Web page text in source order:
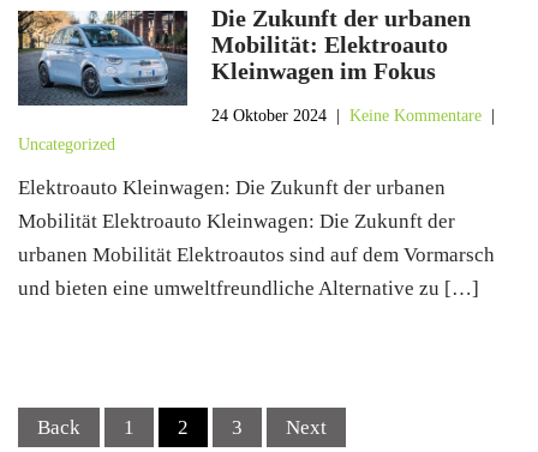
Die Zukunft der urbanen
Mobilität: Elektroauto
Kleinwagen im Fokus
24 Oktober 2024 |Keine Kommentare
Uncategorized
Elektroauto Kleinwagen: Die Zukunft der urbanen
Mobilität Elektroauto Kleinwagen: Die Zukunft der
urbanen Mobilität Elektroautos sind auf dem Vormarsch
und bieten eine umweltfreundliche Alternative zu […]
Posts
navigation
Back 1 2 3 Next